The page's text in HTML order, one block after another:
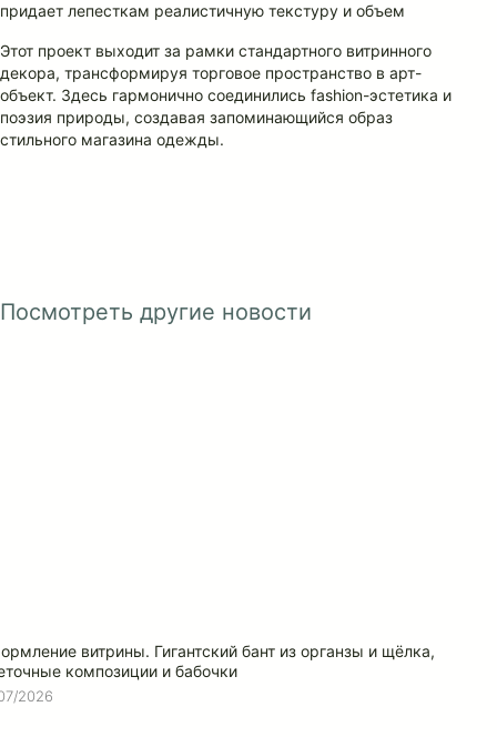
придает лепесткам реалистичную текстуру и объем
Этот проект выходит за рамки стандартного витринного
декора, трансформируя торговое пространство в арт-
объект. Здесь гармонично соединились fashion-эстетика и
поэзия природы, создавая запоминающийся образ
стильного магазина одежды.
Посмотреть другие новости
витрины. Гигантский бант из органзы и щёлка,
композиции и бабочки
2026